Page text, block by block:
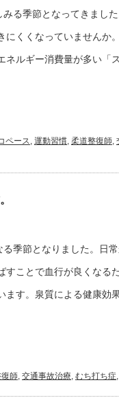
る季節となってきまし
くくなっていませんか
ルギー消費量が多い「
ペース, 運動習慣, 柔道整復師,
季節となりました。日
すことで血行が良くなる
ます。泉質による健康効
師, 交通事故治療, むち打ち症,